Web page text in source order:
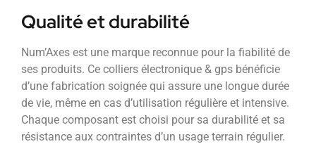
Qualité et durabilité
Num’Axes est une marque reconnue pour la fiabilité de
ses produits. Ce colliers électronique & gps bénéficie
d’une fabrication soignée qui assure une longue durée
de vie, même en cas d’utilisation régulière et intensive.
Chaque composant est choisi pour sa durabilité et sa
résistance aux contraintes d’un usage terrain régulier.